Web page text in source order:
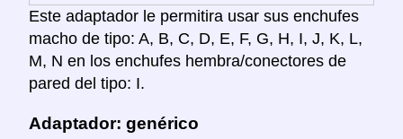
Este adaptador le permitira usar sus enchufes
macho de tipo: A, B, C, D, E, F, G, H, I, J, K, L,
M, N en los enchufes hembra/conectores de
pared del tipo: I.
Adaptador: genérico